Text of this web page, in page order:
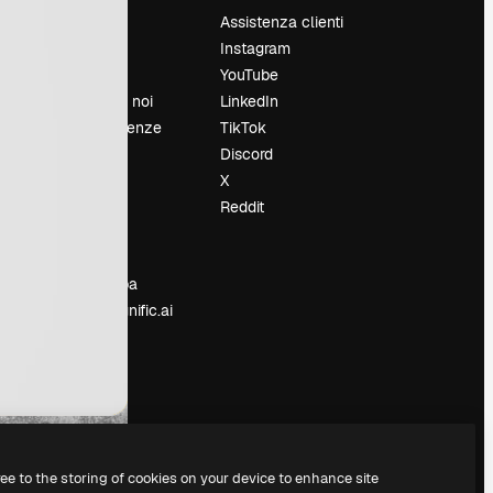
Lavora con noi
Cerca tendenze
Sala stampa
Cerchi magnific.ai
Assistenza clienti
Instagram
YouTube
LinkedIn
TikTok
Discord
X
Reddit
to the storing of cookies on your device to enhance site